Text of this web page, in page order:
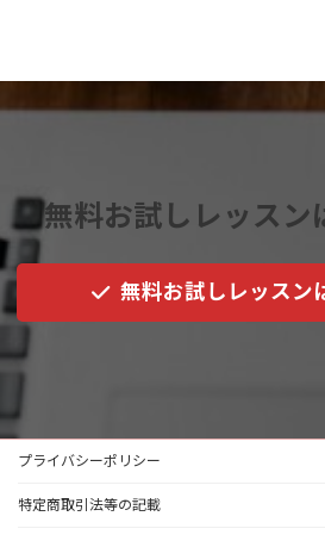
無料お試しレッスン
無料お試しレッスン
プライバシーポリシー
特定商取引法等の記載